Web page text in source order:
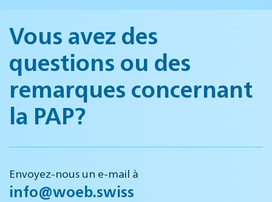
Vous avez des
questions ou des
remarques concernant
la PAP?
Envoyez-nous un e-mail à
info@woeb.swiss